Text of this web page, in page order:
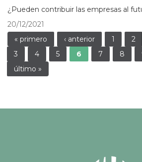
¿Pueden contribuir las empresas al
20/12/2021
Páginas
« primero ‹ anterior 1
2
3
4 5 6 7 8
último »